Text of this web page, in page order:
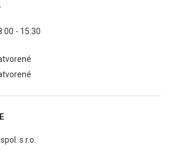
- 15:30
s r.o.